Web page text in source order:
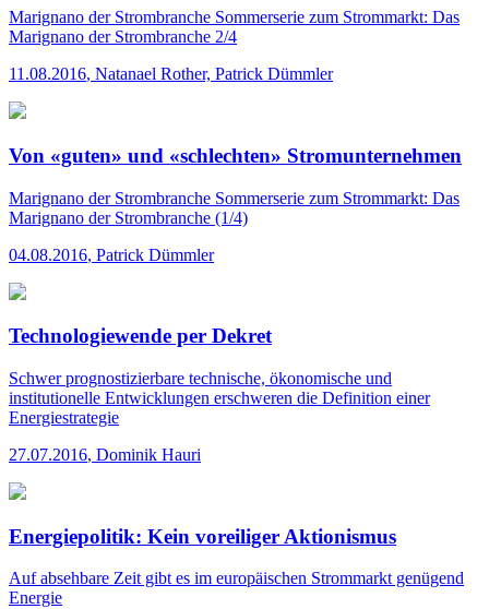
Marignano der Strombranche Sommerserie zum Strommarkt: Das
Marignano der Strombranche 2/4
11.08.2016, Natanael Rother, Patrick Dümmler
Von «guten» und «schlechten» Stromunternehmen
Marignano der Strombranche Sommerserie zum Strommarkt: Das
Marignano der Strombranche (1/4)
04.08.2016, Patrick Dümmler
Technologiewende per Dekret
Schwer prognostizierbare technische, ökonomische und
institutionelle Entwicklungen erschweren die Definition einer
Energiestrategie
27.07.2016, Dominik Hauri
Energiepolitik: Kein voreiliger Aktionismus
Auf absehbare Zeit gibt es im europäischen Strommarkt genügend
Energie